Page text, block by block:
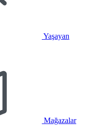
Yaşayan
Mağazalar